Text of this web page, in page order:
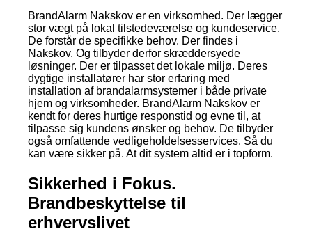
BrandAlarm Nakskov er en virksomhed. Der lægger
stor vægt på lokal tilstedeværelse og kundeservice.
De forstår de specifikke behov. Der findes i
Nakskov. Og tilbyder derfor skræddersyede
løsninger. Der er tilpasset det lokale miljø. Deres
dygtige installatører har stor erfaring med
installation af brandalarmsystemer i både private
hjem og virksomheder. BrandAlarm Nakskov er
kendt for deres hurtige responstid og evne til, at
tilpasse sig kundens ønsker og behov. De tilbyder
også omfattende vedligeholdelsesservices. Så du
kan være sikker på. At dit system altid er i topform.
Sikkerhed i Fokus.
Brandbeskyttelse til
erhvervslivet